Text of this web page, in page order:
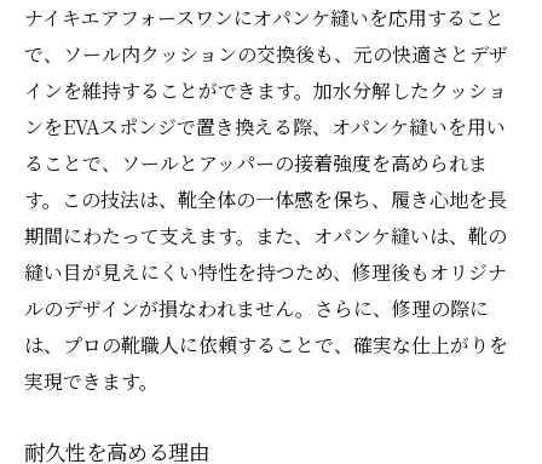
ナイキエアフォースワンにオパンケ縫いを応用すること
で、ソール内クッションの交換後も、元の快適さとデザ
インを維持することができます。加水分解したクッショ
ンをEVAスポンジで置き換える際、オパンケ縫いを用い
ることで、ソールとアッパーの接着強度を高められま
す。この技法は、靴全体の一体感を保ち、履き心地を長
期間にわたって支えます。また、オパンケ縫いは、靴の
縫い目が見えにくい特性を持つため、修理後もオリジナ
ルのデザインが損なわれません。さらに、修理の際に
は、プロの靴職人に依頼することで、確実な仕上がりを
実現できます。
耐久性を高める理由